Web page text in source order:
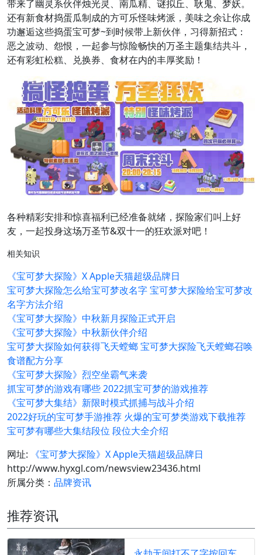
带来了幽灵系伙伴烛光灵、南瓜精、谜拟丘、耿鬼、梦妖。
还有新食材捣蛋瓜制成的方可乐怪味烤派，美味之余让你成
功邂逅这些捣蛋宝可梦~到时候带上新伙伴，习得新招式：
恶之波动、怨恨，一起参与惊险畅快的万圣主题集结共斗，
还有彩虹松糕、兑换券、食材在内的丰厚奖励！
各种精彩安排和惊喜福利已经准备就绪，探险家们叫上好
友，一起投身这场万圣节&双十一的狂欢派对吧！
相关知识
《宝可梦大探险》X Apple天猫超级品牌日
宝可梦大探险怎么给宝可梦改名字 宝可梦大探险给宝可梦改
名字方法介绍
《宝可梦大探险》中秋新月探险正式开启
《宝可梦大探险》中秋新伙伴介绍
宝可梦大探险如何获得飞天螳螂 宝可梦大探险飞天螳螂召唤
食谱配方分享
《宝可梦大探险》烈空坐霸气来袭
抓宝可梦的游戏有哪些 2022抓宝可梦的游戏推荐
《宝可梦大集结》新限时模式抓捕与战斗介绍
2022好玩的宝可梦手游推荐 火爆的宝可梦类游戏下载推荐
宝可梦有哪些大集结段位 段位大全介绍
网址:
《宝可梦大探险》X Apple天猫超级品牌日
http://www.hyxgl.com/newsview23436.html
所属分类： 品牌资讯
推荐资讯